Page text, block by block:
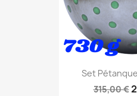
Set
315,00 €